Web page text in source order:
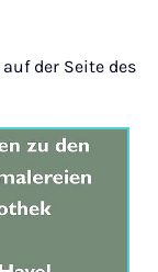
auf der Seite des